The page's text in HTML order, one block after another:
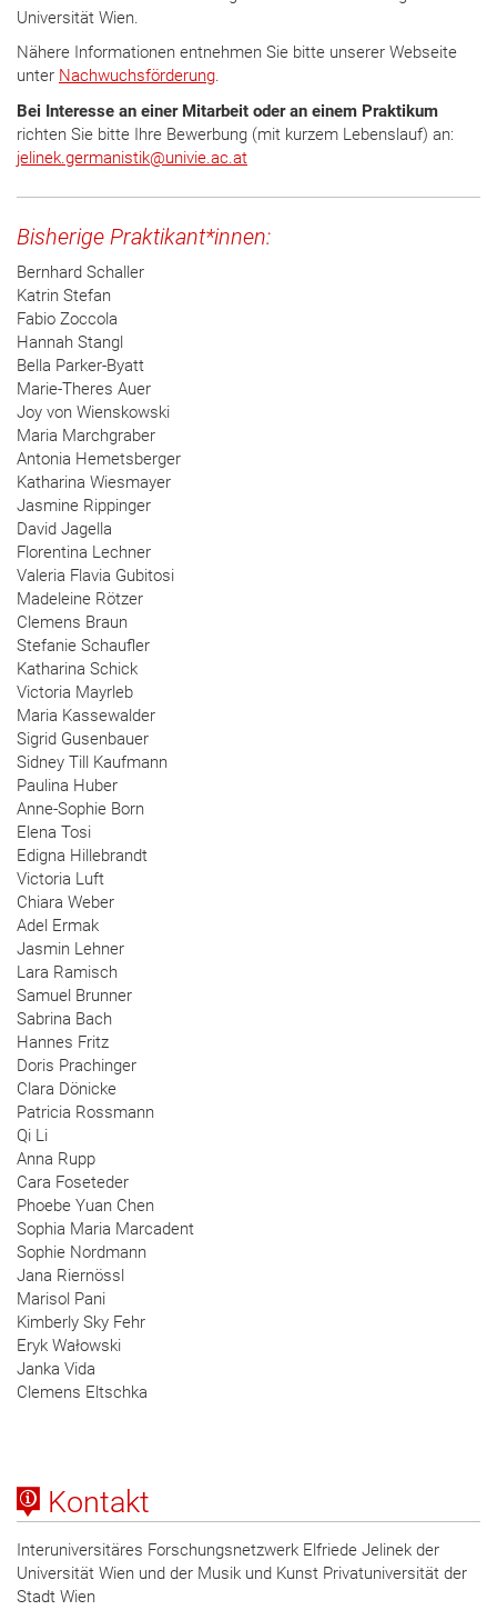
Universität Wien.
Nähere Informationen entnehmen Sie bitte unserer Webseite
unter Nachwuchsförderung.
Bei Interesse an einer Mitarbeit oder an einem Praktikum
richten Sie bitte Ihre Bewerbung (mit kurzem Lebenslauf) an:
jelinek.germanistik@univie.ac.at
Bisherige Praktikant*innen:
Bernhard Schaller
Katrin Stefan
Fabio Zoccola
Hannah Stangl
Bella Parker-Byatt
Marie-Theres Auer
Joy von Wienskowski
Maria Marchgraber
Antonia Hemetsberger
Katharina Wiesmayer
Jasmine Rippinger
David Jagella
Florentina Lechner
Valeria Flavia Gubitosi
Madeleine Rötzer
Clemens Braun
Stefanie Schaufler
Katharina Schick
Victoria Mayrleb
Maria Kassewalder
Sigrid Gusenbauer
Sidney Till Kaufmann
Paulina Huber
Anne-Sophie Born
Elena Tosi
Edigna Hillebrandt
Victoria Luft
Chiara Weber
Adel Ermak
Jasmin Lehner
Lara Ramisch
Samuel Brunner
Sabrina Bach
Hannes Fritz
Doris Prachinger
Clara Dönicke
Patricia Rossmann
Qi Li
Anna Rupp
Cara Foseteder
Phoebe Yuan Chen
Sophia Maria Marcadent
Sophie Nordmann
Jana Riernössl
Marisol Pani
Kimberly Sky Fehr
Eryk Wałowski
Janka Vida
Clemens Eltschka
Kontakt
Interuniversitäres Forschungsnetzwerk Elfriede Jelinek der
Universität Wien und der Musik und Kunst Privatuniversität der
Stadt Wien